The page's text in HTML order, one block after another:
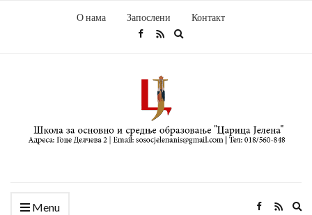
О нама Запослени Контакт
Menu